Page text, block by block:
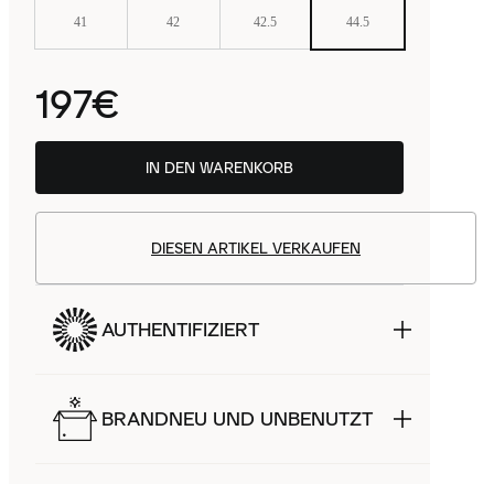
41 42 42.5 44.5
197€
IN DEN WARENKORB
DIESEN ARTIKEL VERKAUFEN
AUTHENTIFIZIERT
BRANDNEU UND UNBENUTZT